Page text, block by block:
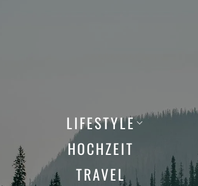
LIFESTYLE
HOCHZEIT
TRAVEL